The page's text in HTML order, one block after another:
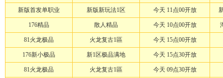
新版首发单职业 新版新玩法1区 今天 11点00开放
176精品 散人精品 今天 10点00开放
81火龙极品 火龙复古1區 今天 15点00开放
176新小极品 新1区极品满地 今天 15点30开放
81火龙极品 火龙复古1區 今天 09点30开放